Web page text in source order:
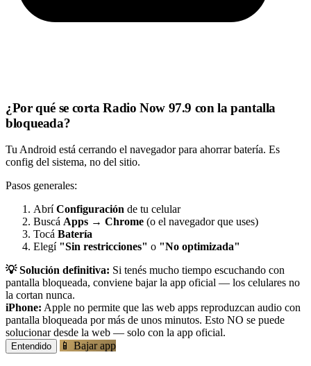
¿Por qué se corta Radio Now 97.9 con la pantalla
bloqueada?
Tu Android está cerrando el navegador para ahorrar batería. Es
config del sistema, no del sitio.
Pasos generales:
AbríConfiguración de tu celular
Buscá Apps → Chrome (o el navegador que uses)
Tocá Batería
Elegí "Sin restricciones" o "No optimizada"
💡 Solución definitiva: Si tenés mucho tiempo escuchando con
pantalla bloqueada, conviene bajar la app oficial — los celulares no
la cortan nunca.
iPhone: Apple no permite que las web apps reproduzcan audio con
pantalla bloqueada por más de unos minutos. Esto NO se puede
solucionar desde la web — solo con la app oficial.
Entendido 📱 Bajar app